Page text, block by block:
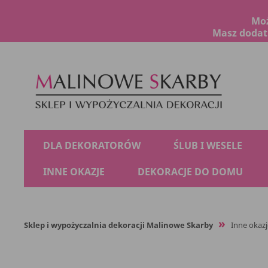
Masz
DLA DEKORATORÓW ŚLUB I WESELE
INNE OKAZJE
DEKORACJE DO DOMU
Sklep i wypożyczalnia dekoracji Malinowe Skarby Inne